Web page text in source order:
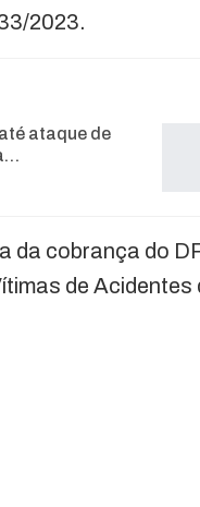
2023.
ataque de
da cobrança do
de Acidentes